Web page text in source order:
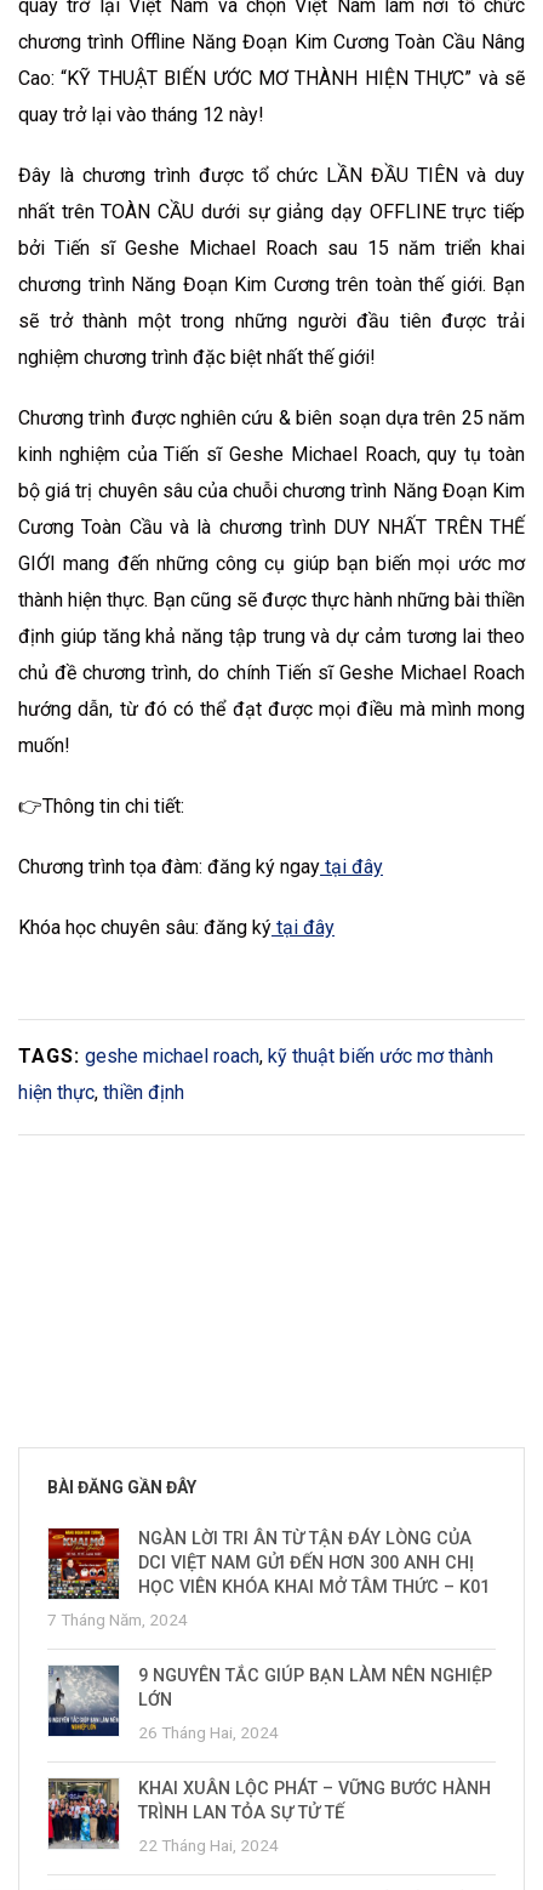
quay trở lại Việt Nam và chọn Việt Nam làm nơi tổ chức
chương trình Offline Năng Đoạn Kim Cương Toàn Cầu Nâng
Cao: “KỸ THUẬT BIẾN ƯỚC MƠ THÀNH HIỆN THỰC” và sẽ
quay trở lại vào tháng 12 này!
Đây là chương trình được tổ chức LẦN ĐẦU TIÊN và duy
nhất trên TOÀN CẦU dưới sự giảng dạy OFFLINE trực tiếp
bởi Tiến sĩ Geshe Michael Roach sau 15 năm triển khai
chương trình Năng Đoạn Kim Cương trên toàn thế giới. Bạn
sẽ trở thành một trong những người đầu tiên được trải
nghiệm chương trình đặc biệt nhất thế giới!
Chương trình được nghiên cứu & biên soạn dựa trên 25 năm
kinh nghiệm của Tiến sĩ Geshe Michael Roach, quy tụ toàn
bộ giá trị chuyên sâu của chuỗi chương trình Năng Đoạn Kim
Cương Toàn Cầu và là chương trình DUY NHẤT TRÊN THẾ
GIỚI mang đến những công cụ giúp bạn biến mọi ước mơ
thành hiện thực. Bạn cũng sẽ được thực hành những bài thiền
định giúp tăng khả năng tập trung và dự cảm tương lai theo
chủ đề chương trình, do chính Tiến sĩ Geshe Michael Roach
hướng dẫn, từ đó có thể đạt được mọi điều mà mình mong
muốn!
👉Thông tin chi tiết:
Chương trình tọa đàm: đăng ký ngay tại đây
Khóa học chuyên sâu: đăng ký tại đây
TAGS: geshe michael roach, kỹ thuật biến ước mơ thành
hiện thực, thiền định
BÀI ĐĂNG GẦN ĐÂY
NGÀN LỜI TRI ÂN TỪ TẬN ĐÁY LÒNG CỦA
DCI VIỆT NAM GỬI ĐẾN HƠN 300 ANH CHỊ
HỌC VIÊN KHÓA KHAI MỞ TÂM THỨC – K01
7 Tháng Năm, 2024
9 NGUYÊN TẮC GIÚP BẠN LÀM NÊN NGHIỆP
LỚN
26 Tháng Hai, 2024
KHAI XUÂN LỘC PHÁT – VỮNG BƯỚC HÀNH
TRÌNH LAN TỎA SỰ TỬ TẾ
22 Tháng Hai, 2024